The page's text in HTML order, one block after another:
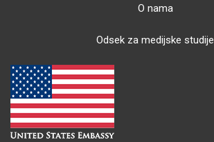
O nama
Odsek za medijske studije